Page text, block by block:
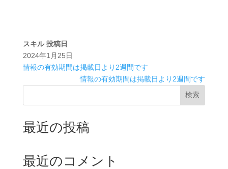
スキル 投稿日
2024年1月25日
情報の有効期間は掲載日より2週間です
情報の有効期間は掲載日より2週間です
検索
最近の投稿
最近のコメント